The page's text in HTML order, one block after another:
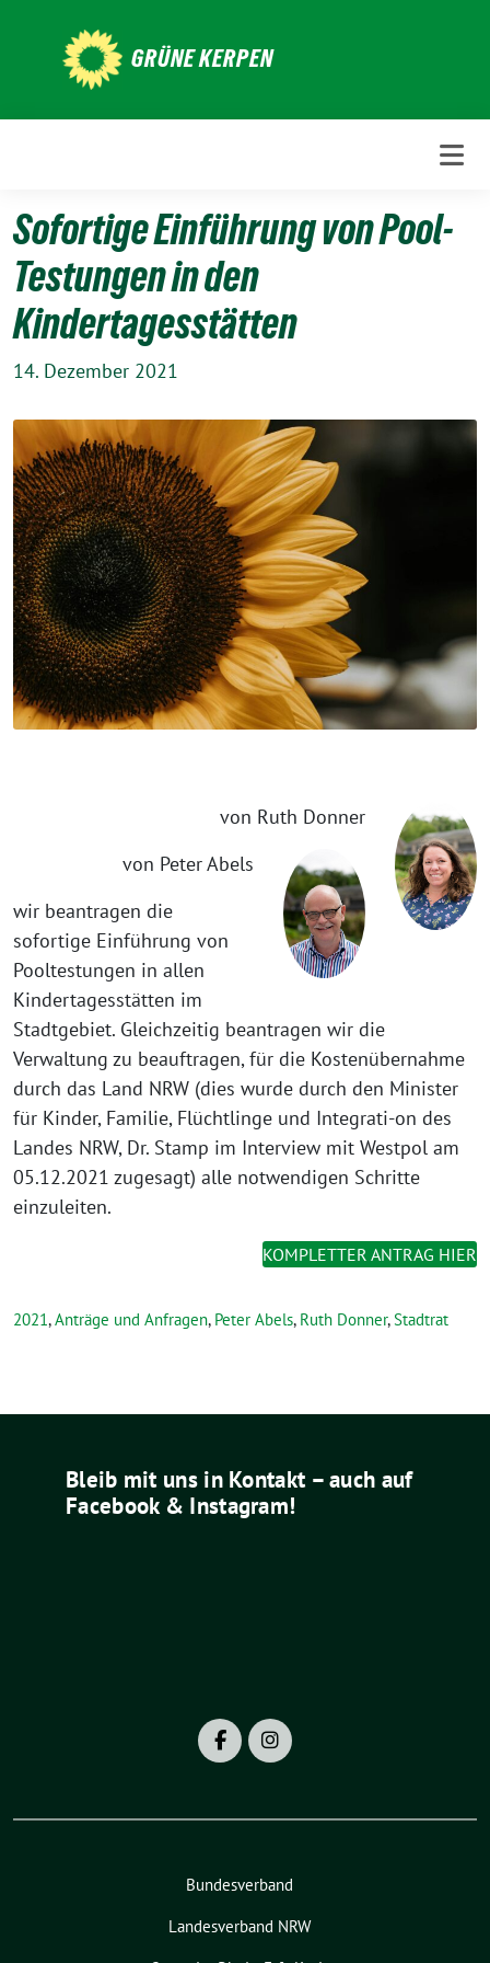
GRÜNE KERPEN
Sofortige Einführung von Pool-
Testungen in den
Kindertagesstätten
14. Dezember 2021
von Ruth Donner
von Peter Abels
wir beantragen die
sofortige Einführung von
Pooltestungen in allen
Kindertagesstätten im
Stadtgebiet. Gleichzeitig beantragen wir die
Verwaltung zu beauftragen, für die Kostenübernahme
durch das Land NRW (dies wurde durch den Minister
für Kinder, Familie, Flüchtlinge und Integrati-on des
Landes NRW, Dr. Stamp im Interview mit Westpol am
05.12.2021 zugesagt) alle notwendigen Schritte
einzuleiten.
KOMPLETTER ANTRAG HIER
2021,Anträge und Anfragen, Peter Abels, Ruth Donner,Stadtrat
Bleib mit uns in Kontakt – auch auf
Facebook & Instagram!
Bundesverband
Landesverband NRW